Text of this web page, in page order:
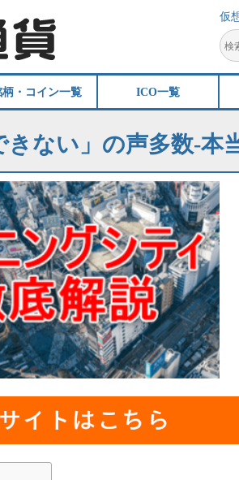
仮
柄・コイン一覧 ICO一覧
ない」の声多数-本